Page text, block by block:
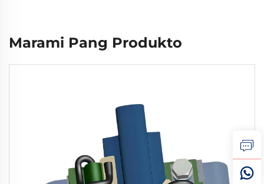
Marami Pang Produkto